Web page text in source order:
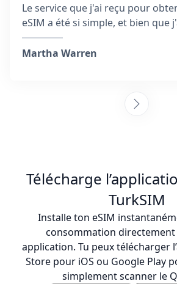
Le service que j'ai reçu pour
eSIM a été si simple, et bien que
entrer une mauvaise adresse e-
l'équipe a répondu rapidement et
ce que je sois connecté.
cartes SIM à chaque destination
vivement cette équipe! :)
Martha Warren
Télécharge
TurkSIM
Installe ton eSIM
consommation
application. Tu peux télécharger
Store pour iOS ou Google Play
simplement scanner le